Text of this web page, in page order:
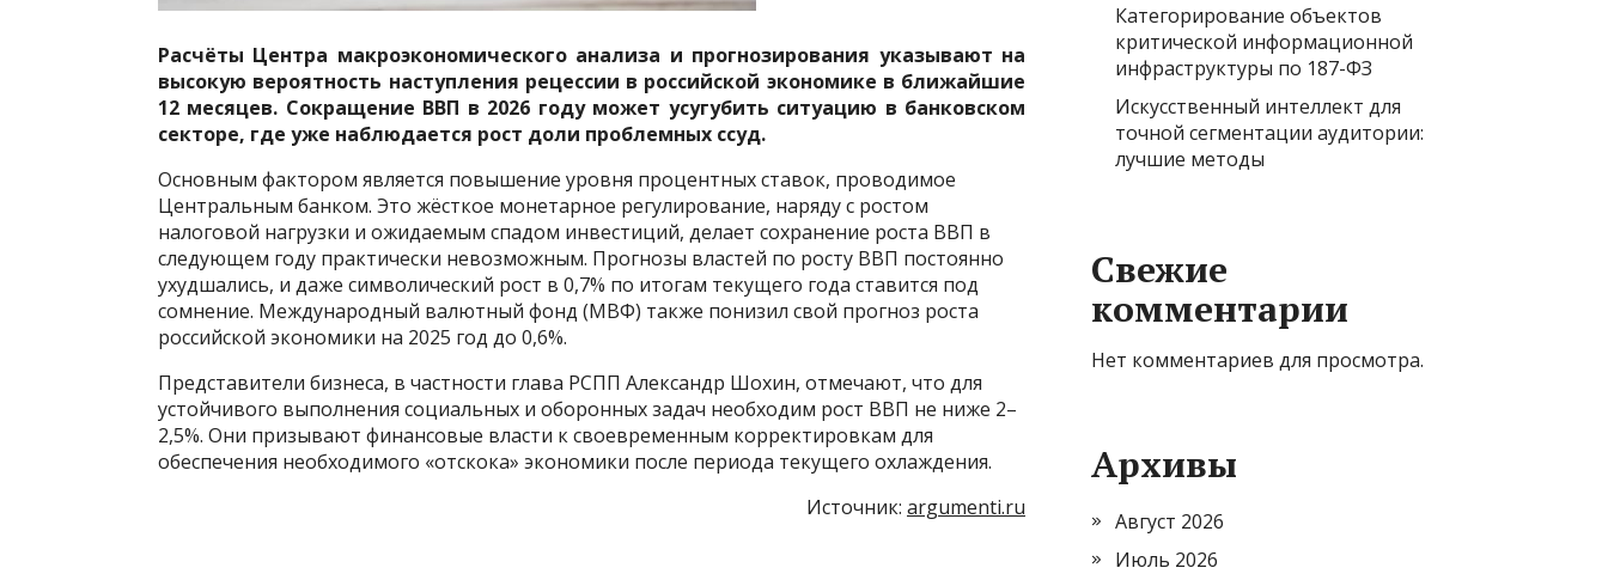
Расчёты Центра макроэкономического анализа и прогнозирования указывают на
высокую вероятность наступления рецессии в российской экономике в ближайшие
12 месяцев. Сокращение ВВП в 2026 году может усугубить ситуацию в банковском
секторе, где уже наблюдается рост доли проблемных ссуд.
Основным фактором является повышение уровня процентных ставок, проводимое
Центральным банком. Это жёсткое монетарное регулирование, наряду с ростом
налоговой нагрузки и ожидаемым спадом инвестиций, делает сохранение роста ВВП в
следующем году практически невозможным. Прогнозы властей по росту ВВП постоянно
ухудшались, и даже символический рост в 0,7% по итогам текущего года ставится под
сомнение. Международный валютный фонд (МВФ) также понизил свой прогноз роста
российской экономики на 2025 год до 0,6%.
Представители бизнеса, в частности глава РСПП Александр Шохин, отмечают, что для
устойчивого выполнения социальных и оборонных задач необходим рост ВВП не ниже 2–
2,5%. Они призывают финансовые власти к своевременным корректировкам для
обеспечения необходимого «отскока» экономики после периода текущего охлаждения.
Источник: argumenti.ru
Категорирование объектов
критической информационной
инфраструктуры по 187-ФЗ
Искусственный интеллект для
точной сегментации аудитории:
лучшие методы
Свежие
комментарии
Нет комментариев для просмотра.
Архивы
Август 2026
Июль 2026